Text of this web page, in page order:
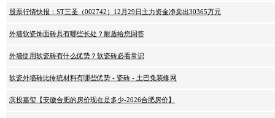
股票行情快报：ST三圣（002742）12月29日主力资金净卖出30365万元
外墙软瓷饰面砖具有哪些长处？耐盾给您回答
外墙使用软瓷砖有什么优势？软瓷砖必看常识
软瓷外墙砖比传统材料有哪些优势 - 瓷砖 - 土巴兔装修网
滨投嘉玺【安徽合肥的房价现在是多少-2026合肥房价】